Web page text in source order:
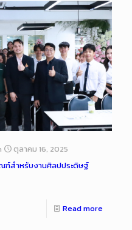
ตุลาคม 16, 2025
ฑ์สำหรับงานศิลปประดิษฐ์
Read more